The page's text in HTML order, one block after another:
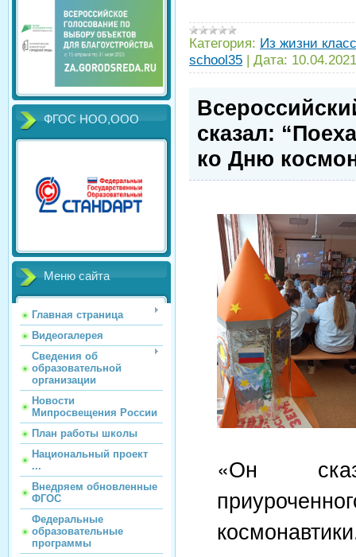
ФГОС НОО,ООО
Меню сайта
Главная страница
Видеогалерея
Сведения об
образовательной
организации
Новости
Мипросвещения России
План работы школы
Национальный проект
...
Внедряем обновленные
ФГОС
Федеральные
образовательные
программы
Категория: Из жизни
school35 | Дата: 10.04.2021
сказал:
ко Дню
«Он